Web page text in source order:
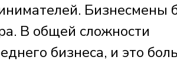
Бизнесмены
В общей сложности
бизнеса, и это